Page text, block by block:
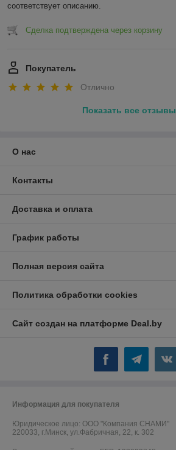
соответствует описанию.
Сделка подтверждена через корзину
Покупатель
Отлично
Показать все отзывы
О нас
Контакты
Доставка и оплата
График работы
Полная версия сайта
Политика обработки cookies
Сайт создан на платформе Deal.by
Информация для покупателя
Юридическое лицо: ООО "Компания СНАМИ"
220033, г.Минск, ул.Фабричная, 22, к. 302